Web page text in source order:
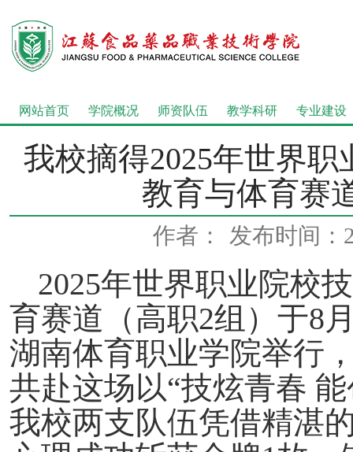
网站首页 学院概况 师资队伍 教学科研 专业建设
我校摘得2025年世界
教育与体育赛
作者： 发布时间：
2025年世界职业院校
育赛道（高职2组）于8
湖南体育职业学院举行
共赴这场以“技炫青春
我校两支队伍凭借精湛